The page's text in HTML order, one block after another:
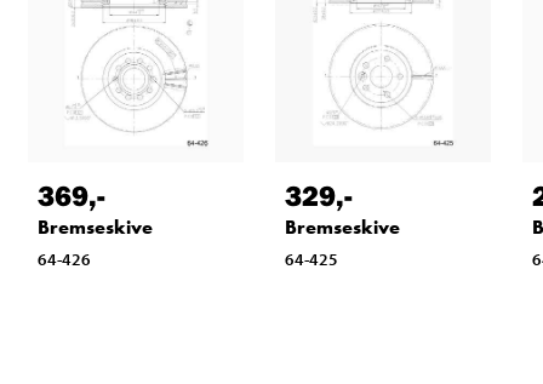
369,-
Bremseskive
64-426
329,-
Bremseskive
64-425